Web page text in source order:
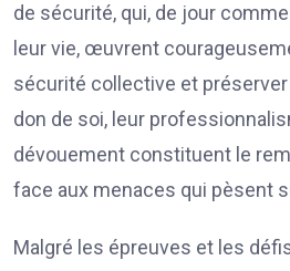
de sécurité, qui, de jour
leur vie, œuvrent
sécurité collective et préserver
don de soi, leur
dévouement constituent le
face aux menaces qui pèsent
Malgré les épreuves et les